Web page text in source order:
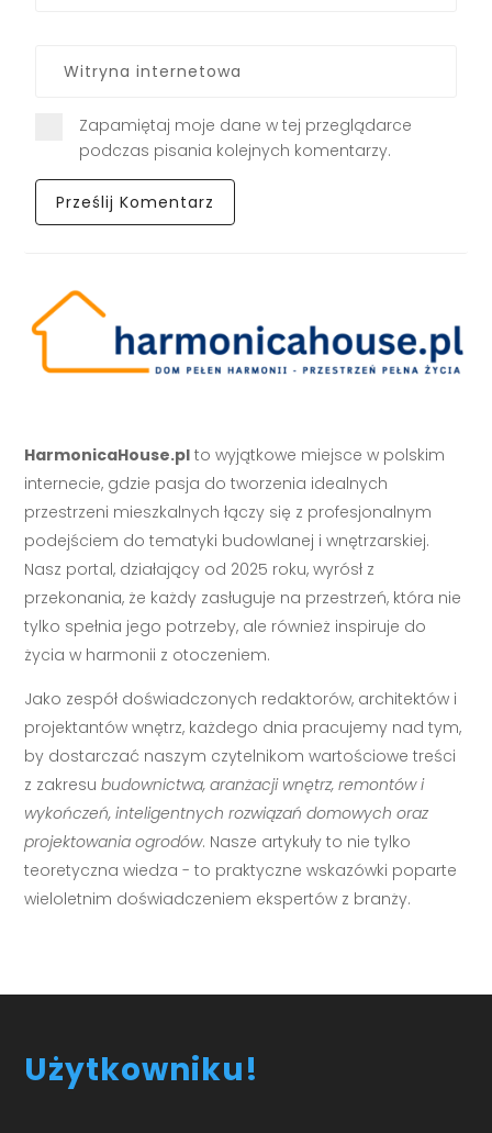
Zapamiętaj moje dane w tej przeglądarce
podczas pisania kolejnych komentarzy.
HarmonicaHouse.pl to wyjątkowe miejsce w polskim
internecie, gdzie pasja do tworzenia idealnych
przestrzeni mieszkalnych łączy się z profesjonalnym
podejściem do tematyki budowlanej i wnętrzarskiej.
Nasz portal, działający od 2025 roku, wyrósł z
przekonania, że każdy zasługuje na przestrzeń, która nie
tylko spełnia jego potrzeby, ale również inspiruje do
życia w harmonii z otoczeniem.
Jako zespół doświadczonych redaktorów, architektów i
projektantów wnętrz, każdego dnia pracujemy nad tym,
by dostarczać naszym czytelnikom wartościowe treści
z zakresubudownictwa, aranżacji wnętrz, remontów i
wykończeń, inteligentnych rozwiązań domowych oraz
projektowania ogrodów. Nasze artykuły to nie tylko
teoretyczna wiedza - to praktyczne wskazówki poparte
wieloletnim doświadczeniem ekspertów z branży.
Użytkowniku!